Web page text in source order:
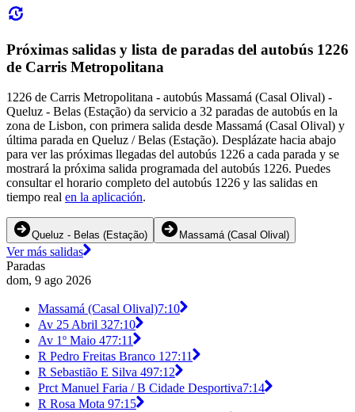
Próximas salidas y lista de paradas del autobús 1226
de Carris Metropolitana
1226 de Carris Metropolitana - autobús Massamá (Casal Olival) -
Queluz - Belas (Estação) da servicio a 32 paradas de autobús en la
zona de Lisbon, con primera salida desde Massamá (Casal Olival) y
última parada en Queluz / Belas (Estação). Desplázate hacia abajo
para ver las próximas llegadas del autobús 1226 a cada parada y se
mostrará la próxima salida programada del autobús 1226. Puedes
consultar el horario completo del autobús 1226 y las salidas en
tiempo real en la aplicación.
Queluz - Belas (Estação) Massamá (Casal Olival)
Ver más salidas
Paradas
dom, 9 ago 2026
Massamá (Casal Olival)7:10
Av 25 Abril 327:10
Av 1º Maio 477:11
R Pedro Freitas Branco 127:11
R Sebastião E Silva 497:12
Prct Manuel Faria / B Cidade Desportiva7:14
R Rosa Mota 97:15